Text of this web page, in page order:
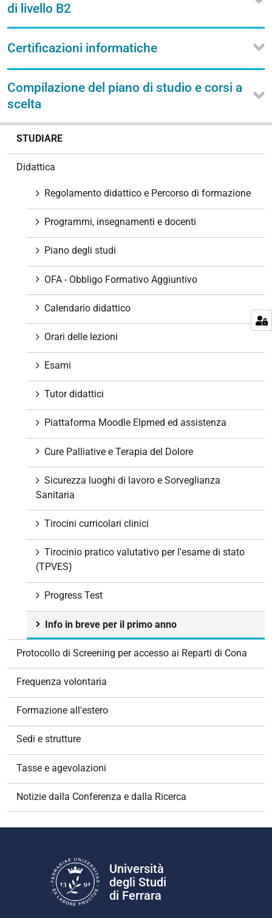
di livello B2
Certificazioni informatiche
Compilazione del piano di studio e corsi a
scelta
STUDIARE
Didattica
Regolamento didattico e Percorso di formazione
Programmi, insegnamenti e docenti
Piano degli studi
OFA - Obbligo Formativo Aggiuntivo
Calendario didattico
Orari delle lezioni
Esami
Tutor didattici
Piattaforma Moodle Elpmed ed assistenza
Cure Palliative e Terapia del Dolore
Sicurezza luoghi di lavoro e Sorveglianza
Sanitaria
Tirocini curricolari clinici
Tirocinio pratico valutativo per l'esame di stato
(TPVES)
Progress Test
Info in breve per il primo anno
Protocollo di Screening per accesso ai Reparti di Cona
Frequenza volontaria
Formazione all'estero
Sedi e strutture
Tasse e agevolazioni
Notizie dalla Conferenza e dalla Ricerca
Università
degli Studi
di Ferrara